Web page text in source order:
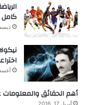
كامل
ديسمبر
أغسطس
أهم الحقائق